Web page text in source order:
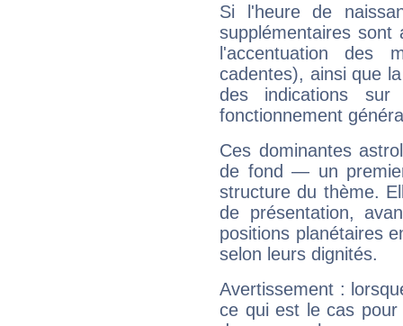
Si l'heure de
supplémentaires sont
l'accentuation des
cadentes), ainsi que
des indications sur
fonctionnement
Ces dominantes
de fond — un
structure du thème.
de présentation,
positions planétaires
selon leurs dignités.
Avertissement :
ce qui est le cas pour